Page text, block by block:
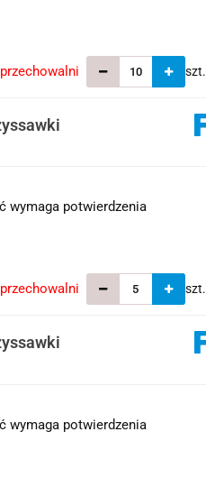
szt.
wymaga potwierdzenia
szt.
wymaga potwierdzenia